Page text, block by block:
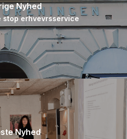
Nyhed
stop erhvevrsservice
Nyhed